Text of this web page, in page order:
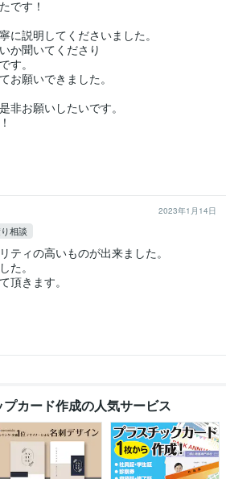
です！
に説明してくださいました。
か聞いてくださり
す。
お願いできました。
非お願いしたいです。
2023年1月14日
相談
ティの高いものが出来ました。
た。
頂きます。
カード作成の人気サービス